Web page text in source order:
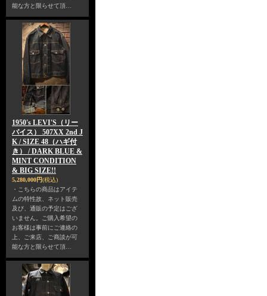
能な方と限らせて頂…
1950's LEVI'S（リー
バイス） 507XX 2nd J
K / SIZE 48（ハギ付
き） / DARK BLUE &
MINT CONDITION
& BIG SIZE!!
5,280,000円(税込)
・こちらの商品はアイテ
ムの特性故、ネット販売
及び、通販の予定はござ
いません。ご購入希望の
お客様は事前にご連絡の
上、ご来店、ご商談が可
能な方と限らせて頂…